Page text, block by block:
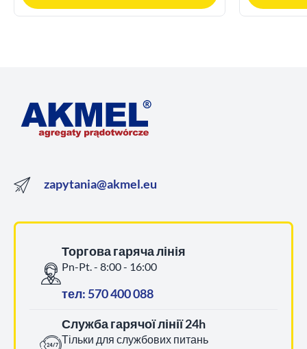
zapytania@akmel.eu
Торгова гаряча лінія
Pn-Pt. - 8:00 - 16:00
тел: 570 400 088
Служба гарячої лінії 24h
Тільки для службових питань